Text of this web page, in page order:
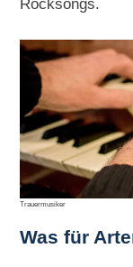
Trauermusiker
Was für